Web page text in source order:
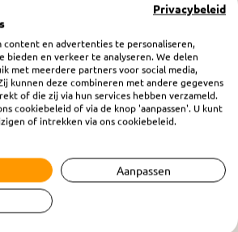
Berna van der Zouwen
2025
Privacybeleid
content en advertenties te personaliseren,
bieden en verkeer te analyseren. We delen
met meerdere partners voor social media,
kunnen deze combineren met andere gegevens
of die zij via hun services hebben verzameld.
cookiebeleid of via de knop 'aanpassen'. U kunt
of intrekken via ons cookiebeleid.
Aanpassen